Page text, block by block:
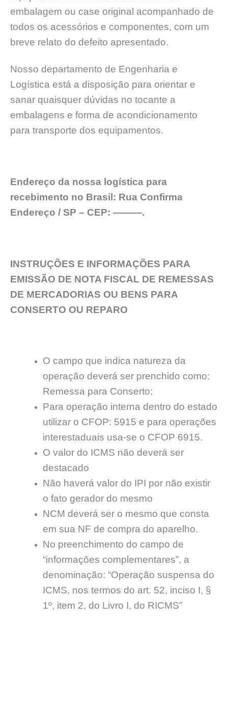
embalagem ou case original acompanhado de
todos os acessórios e componentes, com um
breve relato do defeito apresentado.
Nosso departamento de Engenharia e
Logística está a disposição para orientar e
sanar quaisquer dúvidas no tocante a
embalagens e forma de acondicionamento
para transporte dos equipamentos.
Endereço da nossa logística para
recebimento no Brasil: Rua Confirma
Endereço / SP – CEP: ———.
INSTRUÇÕES E INFORMAÇÕES PARA
EMISSÃO DE NOTA FISCAL DE REMESSAS
DE MERCADORIAS OU BENS PARA
CONSERTO OU REPARO
O campo que indica natureza da
operação deverá ser prenchido como:
Remessa para Conserto;
Para operação interna dentro do estado
utilizar o CFOP: 5915 e para operações
interestaduais usa-se o CFOP 6915.
O valor do ICMS não deverá ser
destacado
Não haverá valor do IPI por não existir
o fato gerador do mesmo
NCM deverá ser o mesmo que consta
em sua NF de compra do aparelho.
No preenchimento do campo de
“informações complementares”, a
denominação: “Operação suspensa do
ICMS, nos termos do art. 52, inciso I, §
1º, item 2, do Livro I, do RICMS”